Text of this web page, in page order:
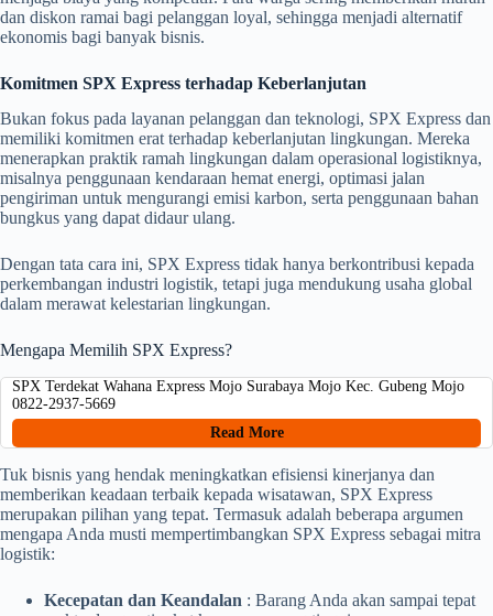
dan diskon ramai bagi pelanggan loyal, sehingga menjadi alternatif
ekonomis bagi banyak bisnis.
Komitmen SPX Express terhadap Keberlanjutan
Bukan fokus pada layanan pelanggan dan teknologi, SPX Express dan
memiliki komitmen erat terhadap keberlanjutan lingkungan. Mereka
menerapkan praktik ramah lingkungan dalam operasional logistiknya,
misalnya penggunaan kendaraan hemat energi, optimasi jalan
pengiriman untuk mengurangi emisi karbon, serta penggunaan bahan
bungkus yang dapat didaur ulang.
Dengan tata cara ini, SPX Express tidak hanya berkontribusi kepada
perkembangan industri logistik, tetapi juga mendukung usaha global
dalam merawat kelestarian lingkungan.
Mengapa Memilih SPX Express?
SPX Terdekat Wahana Express Mojo Surabaya Mojo Kec. Gubeng Mojo
0822-2937-5669
Read More
Tuk bisnis yang hendak meningkatkan efisiensi kinerjanya dan
memberikan keadaan terbaik kepada wisatawan, SPX Express
merupakan pilihan yang tepat. Termasuk adalah beberapa argumen
mengapa Anda musti mempertimbangkan SPX Express sebagai mitra
logistik:
Kecepatan dan Keandalan : Barang Anda akan sampai tepat